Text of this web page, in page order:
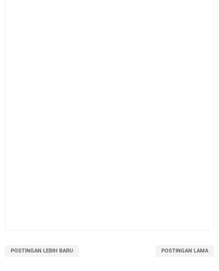
POSTINGAN LEBIH BARU POSTINGAN LAMA